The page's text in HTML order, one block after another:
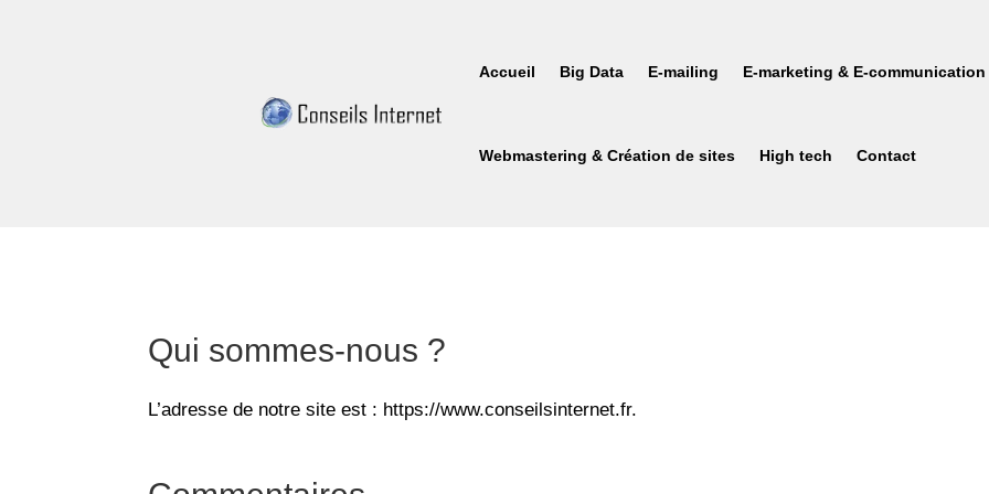
Accueil Big Data E-mailing E-marketing & E-communication
Webmastering & Création de sites High tech Contact
Qui sommes-nous ?
L’adresse de notre site est : https://www.conseilsinternet.fr.